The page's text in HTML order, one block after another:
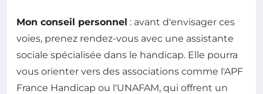
Mon conseil personnel : avant d'envisager ces
voies, prenez rendez-vous avec une assistante
sociale spécialisée dans le handicap. Elle pourra
vous orienter vers des associations comme l'APF
France Handicap ou l'UNAFAM, qui offrent un